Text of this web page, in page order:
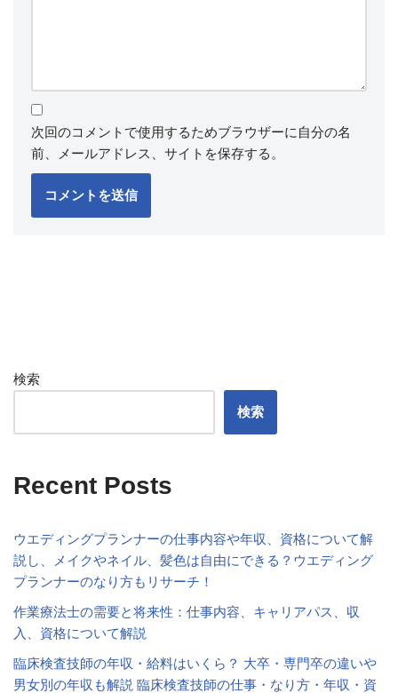
次回のコメントで使用するためブラウザーに自分の名
前、メールアドレス、サイトを保存する。
検索
検索
Recent Posts
ウエディングプランナーの仕事内容や年収、資格について解
説し、メイクやネイル、髪色は自由にできる？ウエディング
プランナーのなり方もリサーチ！
作業療法士の需要と将来性：仕事内容、キャリアパス、収
入、資格について解説
臨床検査技師の年収・給料はいくら？ 大卒・専門卒の違いや
男女別の年収も解説 臨床検査技師の仕事・なり方・年収・資